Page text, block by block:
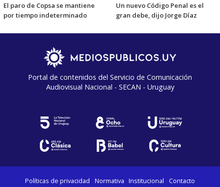
El paro de Copsa se mantiene
por tiempo indeterminado
Un nuevo Código Penal es el
gran debe, dijo Jorge Díaz
Portal de contenidos del Servicio de Comunicación
Audiovisual Nacional - SECAN - Uruguay
Políticas de privacidad Normativa Institucional Contacto